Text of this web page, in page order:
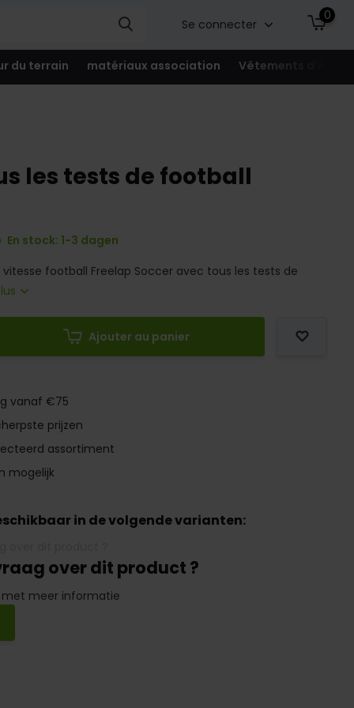
Se connecter
0
du terrain matériaux association Vêtements
les tests de football
En stock: 1-3 dagen
football Freelap Soccer avec tous les tests de
Ajouter au panier
vanaf €75
prijzen
assortiment
mogelijk
in de volgende varianten:
over dit product ?
met meer informatie